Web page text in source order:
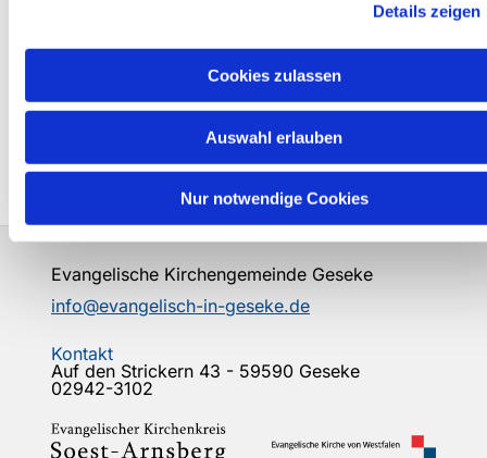
Details zeigen
Cookies zulassen
Auswahl erlauben
Nur notwendige Cookies
Feed
Evangelische Kirchengemeinde Geseke
info@evangelisch-in-geseke.de
Kontakt
Auf den Strickern 43 - 59590 Geseke
02942-3102